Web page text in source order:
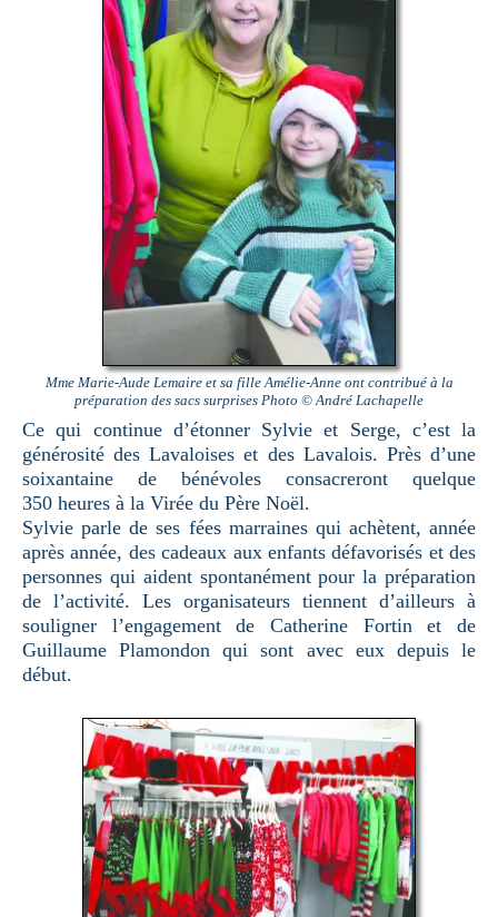
Mme Marie-Aude Lemaire et sa fille Amélie-Anne ont contribué à la
préparation des sacs surprises Photo © André Lachapelle
Ce qui continue d’étonner Sylvie et Serge, c’est la
générosité des Lavaloises et des Lavalois. Près d’une
soixantaine de bénévoles consacreront quelque
350 heures à la Virée du Père Noël.
Sylvie parle de ses fées marraines qui achètent, année
après année, des cadeaux aux enfants défavorisés et des
personnes qui aident spontanément pour la préparation
de l’activité. Les organisateurs tiennent d’ailleurs à
souligner l’engagement de Catherine Fortin et de
Guillaume Plamondon qui sont avec eux depuis le
début.